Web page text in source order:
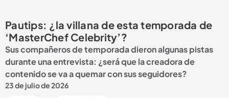
Pautips: ¿la villana de esta temporada de
‘MasterChef Celebrity’?
Sus compañeros de temporada dieron algunas pistas
durante una entrevista: ¿será que la creadora de
contenido se va a quemar con sus seguidores?
23 de julio de 2026